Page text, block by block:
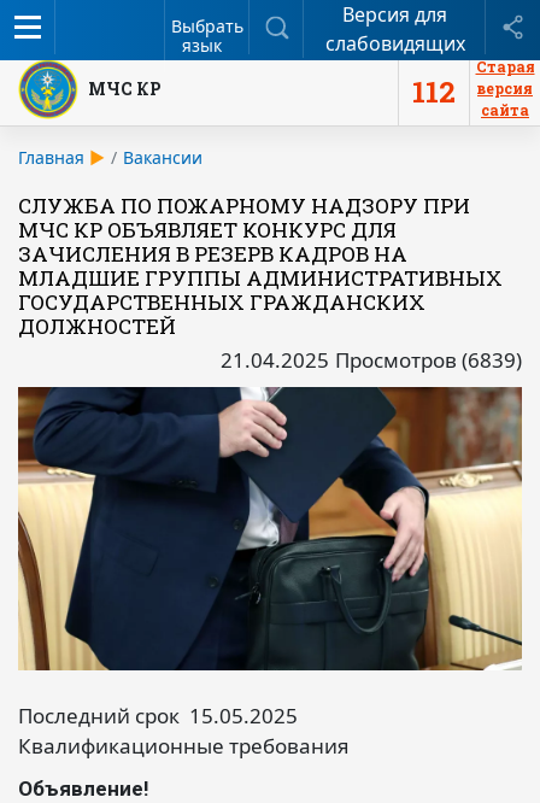
Меню
Выбрать
язык
ПоискВерсия для
слабовидящих
МЧС КР 112
Старая
версия
сайта
Главная Вакансии
СЛУЖБА ПО ПОЖАРНОМУ НАДЗОРУ ПРИ
МЧС КР ОБЪЯВЛЯЕТ КОНКУРС ДЛЯ
ЗАЧИСЛЕНИЯ В РЕЗЕРВ КАДРОВ НА
МЛАДШИЕ ГРУППЫ АДМИНИСТРАТИВНЫХ
ГОСУДАРСТВЕННЫХ ГРАЖДАНСКИХ
ДОЛЖНОСТЕЙ
21.04.2025 Просмотров (6839)
Последний срок 15.05.2025
Квалификационные требования
Объявление!